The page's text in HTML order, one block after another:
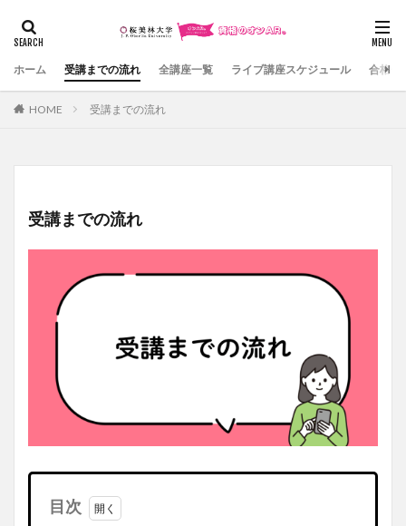
ホーム 受講までの流れ 全講座一覧 ライブ講座スケジュール 合格体
HOME 受講までの流れ
受講までの流れ
目次
カテゴリー